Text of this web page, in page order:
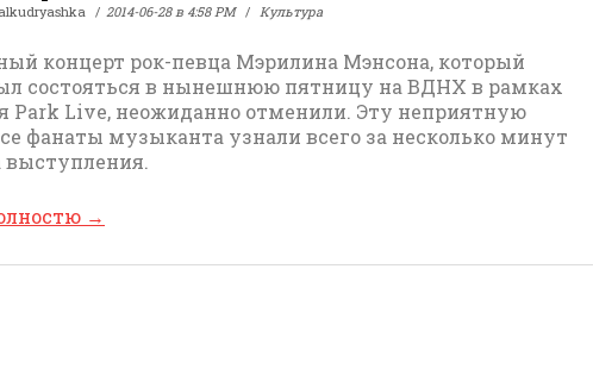
alkudryashka 2014-06-28 в 4:58 PM Культура
концерт рок-певца Мэрилина Мэнсона, который
состояться в нынешнюю пятницу на ВДНХ в рамках
Park Live, неожиданно отменили. Эту неприятную
фанаты музыканта узнали всего за несколько минут
выступления.
→